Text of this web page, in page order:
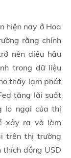
hiện nay ở Hoa
rằng chính
nên diều hâu
trong dữ liệu
thấy lạm phát
tăng lãi suất
lo ngại của thị
xảy ra và làm
trên thị trường
thích đồng USD